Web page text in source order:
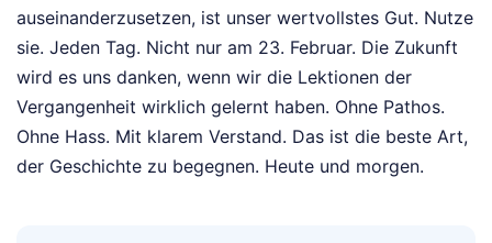
auseinanderzusetzen, ist unser wertvollstes Gut. Nutze
sie. Jeden Tag. Nicht nur am 23. Februar. Die Zukunft
wird es uns danken, wenn wir die Lektionen der
Vergangenheit wirklich gelernt haben. Ohne Pathos.
Ohne Hass. Mit klarem Verstand. Das ist die beste Art,
der Geschichte zu begegnen. Heute und morgen.